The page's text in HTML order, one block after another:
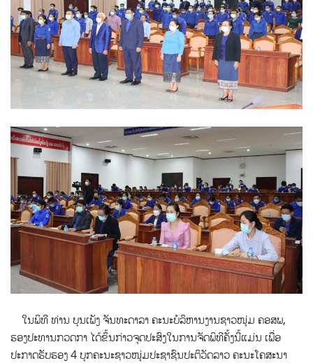
ໃນພິທີ ທ່ານ ບຸນເພັງ ຈັນທະດາລາ ຄະນະບໍລິຫານງານຊາວໜຸ່ມ ຄອສພ,
ຮອງປະທານກວດກາ ໄດ້ຂຶ້ນກ່າວຈຸດປະສົງໃນການຈັດພິທີຄັ້ງນີ້ແມ່ນ ເພື່ອ
ປະກາດຮັບຮອງ 4 ບຸກຄະນະຊາວໜຸ່ມປະຊາຊົນປະຕິວັດລາວ ຄະນະໂຄສະນາ